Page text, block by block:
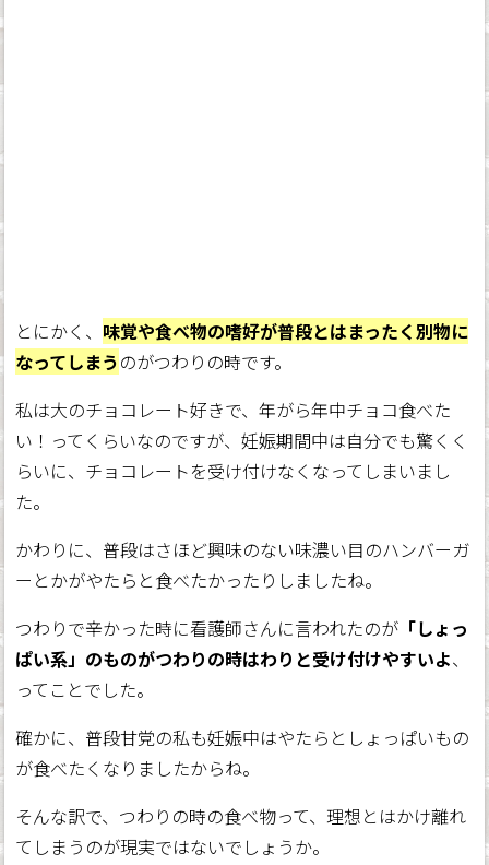
とにかく、 味覚や食べ物の嗜好が普段とはまったく別物に
なってしまうのがつわりの時です。
私は大のチョコレート好きで、年がら年中チョコ食べた
い！ってくらいなのですが、妊娠期間中は自分でも驚くく
らいに、チョコレートを受け付けなくなってしまいまし
た。
かわりに、普段はさほど興味のない味濃い目のハンバーガ
ーとかがやたらと食べたかったりしましたね。
つわりで辛かった時に看護師さんに言われたのが 「しょっ
ぱい系」のものがつわりの時はわりと受け付けやすいよ、
ってことでした。
確かに、普段甘党の私も妊娠中はやたらとしょっぱいもの
が食べたくなりましたからね。
そんな訳で、つわりの時の食べ物って、理想とはかけ離れ
てしまうのが現実ではないでしょうか。